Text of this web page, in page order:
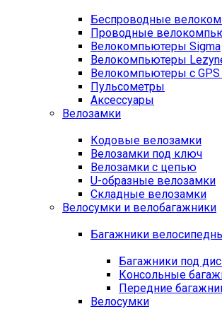
Беспроводные
Проводные
Велокомпьютеры Sigma
Велокомпьютеры
Велокомпьютеры с GPS
Пульсометры
Аксессуары
Велозамки
Кодовые велозамки
Велозамки под ключ
Велозамки с цепью
U-образные велозамки
Складные велозамки
Велосумки и велобагажники
Багажники
Багажники под
Консольные
Передние
Велосумки